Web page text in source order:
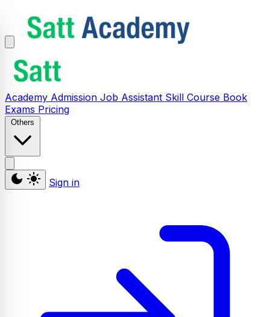
Academy Admission Job Assistant Skill Course Book
Exams Pricing
Others
Sign in